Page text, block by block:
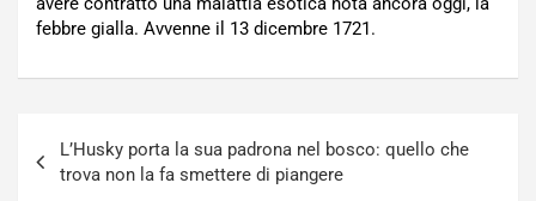
febbre gialla. Avvenne il 13 dicembre 1721.
articoli
L’Husky porta la sua padrona nel bosco: quello che
trova non la fa smettere di piangere